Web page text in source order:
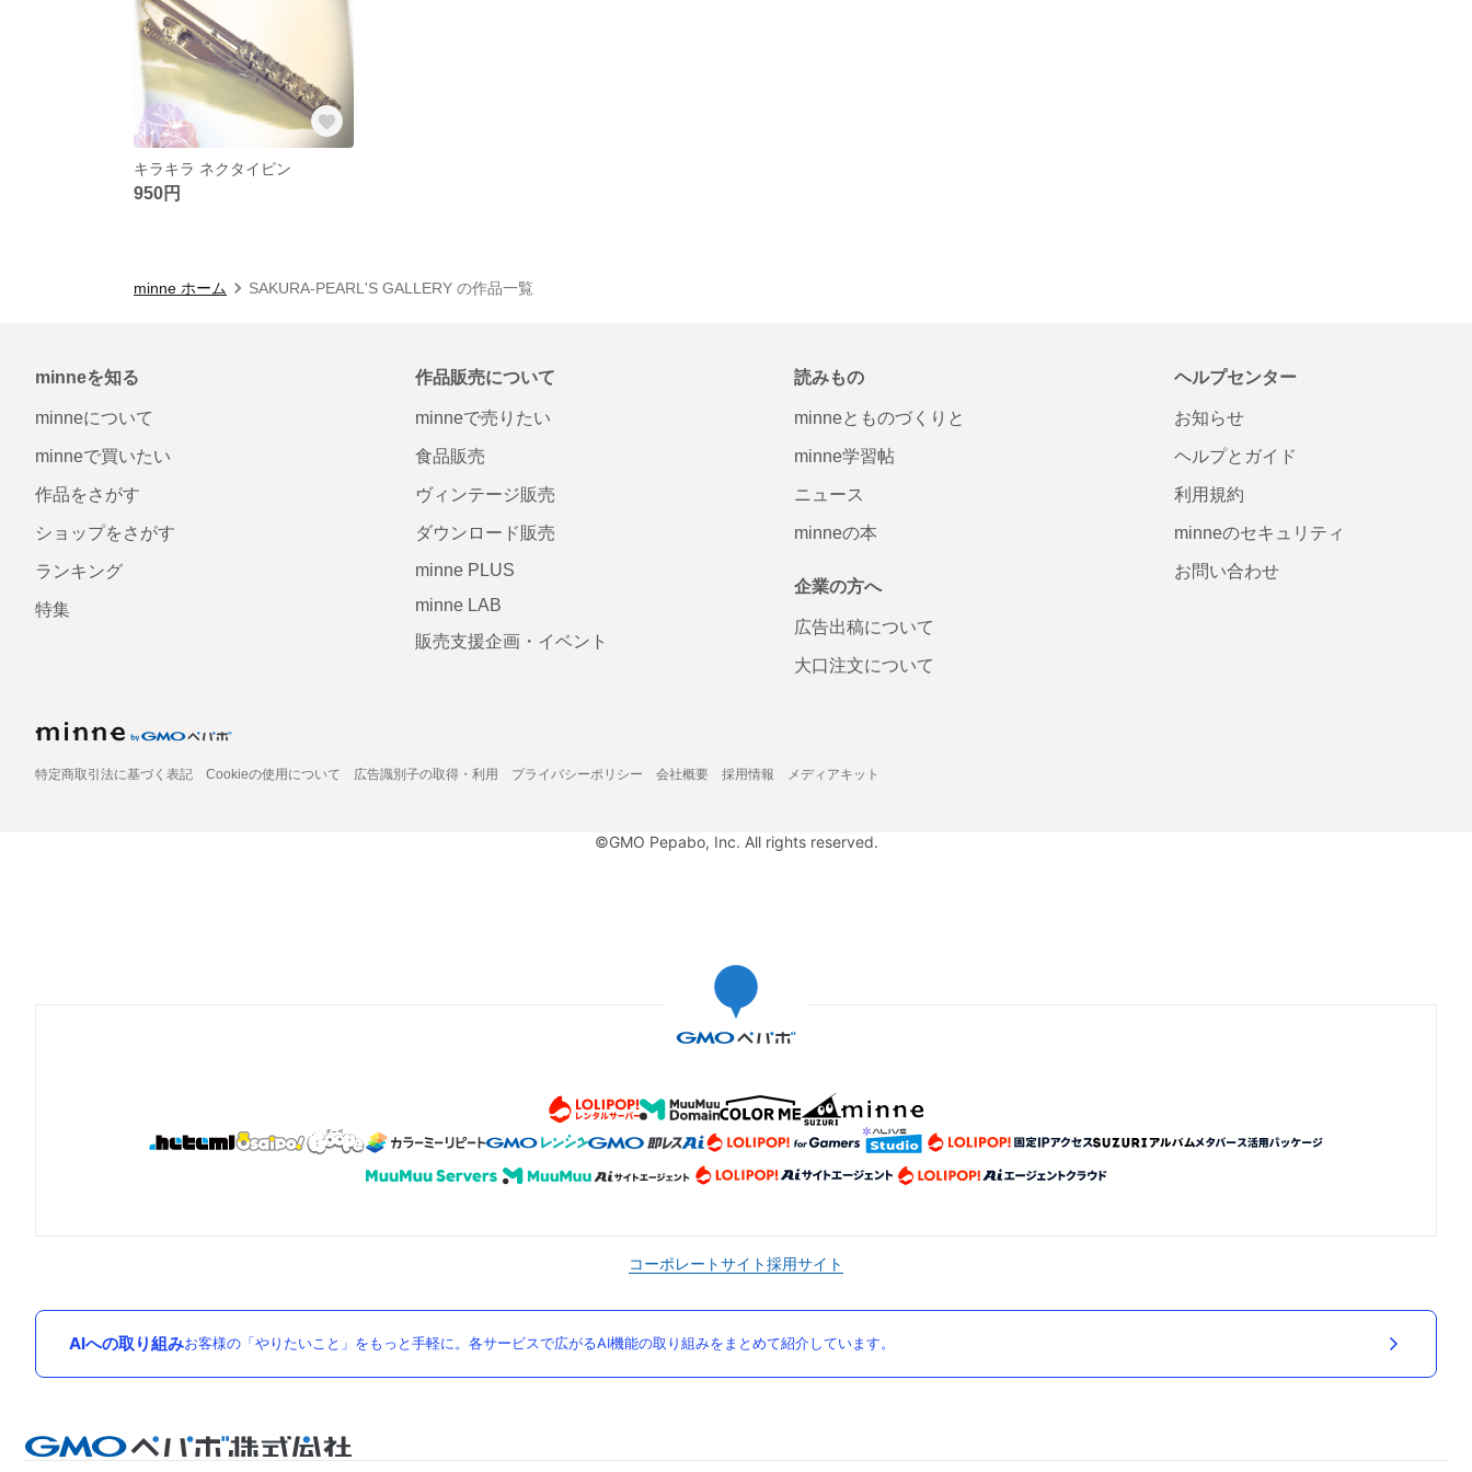
キラキラ ネクタイピン
950円
minne ホーム SAKURA-PEARL'S GALLERY の作品一覧
minneを知る
minneについて
minneで買いたい
作品をさがす
ショップをさがす
ランキング
特集
作品販売について
minneで売りたい
食品販売
ヴィンテージ販売
ダウンロード販売
minne PLUS
minne LAB
販売支援企画・イベント
読みもの
minneとものづくりと
minne学習帖
ニュース
minneの本
企業の方へ
広告出稿について
大口注文について
ヘルプセンター
お知らせ
ヘルプとガイド
利用規約
minneのセキュリティ
お問い合わせ
特定商取引法に基づく表記 Cookieの使用について 広告識別子の取得・利用 プライバシーポリシー 会社概要 採用情報 メディアキット
©GMO Pepabo, Inc. All rights reserved.
コーポレートサイト採用サイト
AIへの取り組みお客様の「やりたいこと」をもっと手軽に。各サービスで広がるAI機能の取り組みをまとめて紹介しています。